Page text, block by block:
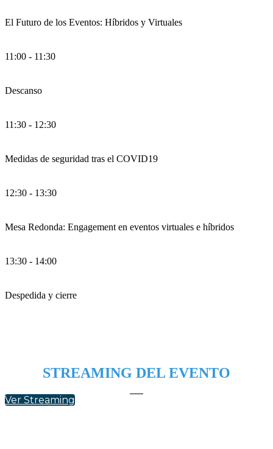
El Futuro de los Eventos: Híbridos y Virtuales
11:00 - 11:30
Descanso
11:30 - 12:30
Medidas de seguridad tras el COVID19
12:30 - 13:30
Mesa Redonda: Engagement en eventos virtuales e híbridos
13:30 - 14:00
Despedida y cierre
STREAMING DEL EVENTO
Ver Streaming